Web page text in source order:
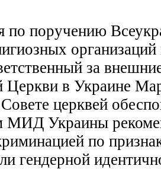
поручению
за
Церкви в Украине
церквей
МИД Украины
по
гендерной